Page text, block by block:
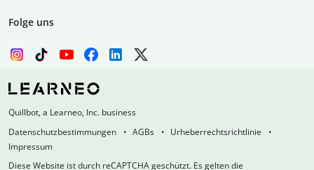
Folge uns
Quillbot, a Learneo, Inc. business
Datenschutzbestimmungen
AGBs
Urheberrechtsrichtlinie
Impressum
Diese Website ist durch reCAPTCHA geschützt. Es gelten die